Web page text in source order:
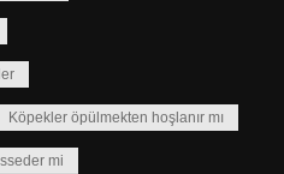
Köpekler öpülmekten hoşlanır mı
mi